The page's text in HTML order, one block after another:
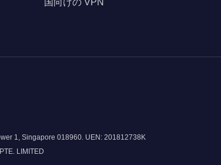
国向けの VPN
1, Singapore 018960. UEN: 201812738K
LIMITED